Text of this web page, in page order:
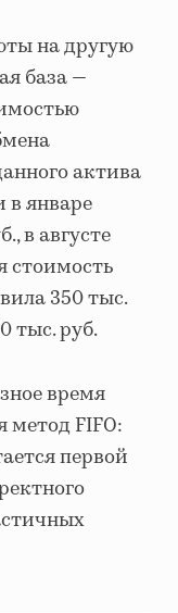
на другую
база —
актива
в январе
в августе
стоимость
350 тыс.
тыс. руб.
время
метод FIFO:
первой